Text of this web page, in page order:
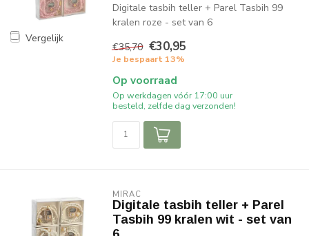
Vergelijk
Digitale tasbih teller + Parel Tasbih 99
kralen roze - set van 6
€35,70 €30,95
Je bespaart 13%
Op voorraad
Op werkdagen vóór 17:00 uur
besteld, zelfde dag verzonden!
MIRAC
Digitale tasbih teller + Parel
Tasbih 99 kralen wit - set van